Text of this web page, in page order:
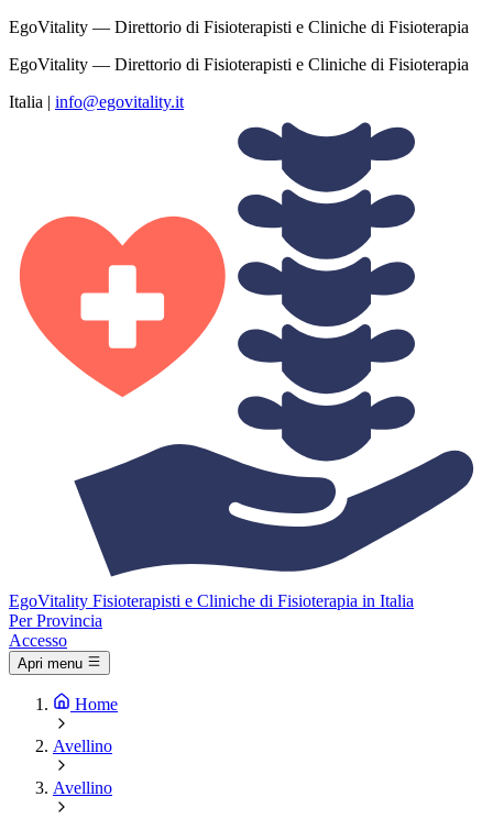
EgoVitality — Direttorio di Fisioterapisti e Cliniche di Fisioterapia
EgoVitality — Direttorio di Fisioterapisti e Cliniche di Fisioterapia
Italia | info@egovitality.it
EgoVitality Fisioterapisti e Cliniche di Fisioterapia in Italia
Per Provincia
Accesso
Apri menu
Home
Avellino
Avellino